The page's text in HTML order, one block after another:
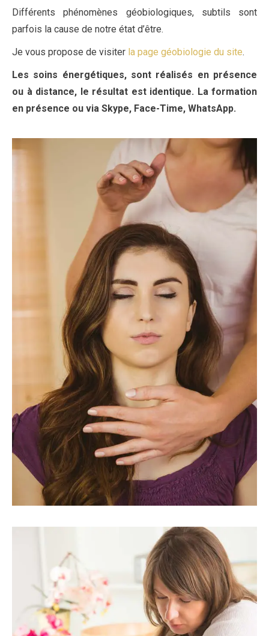
Différents phénomènes géobiologiques, subtils sont
parfois la cause de notre état d’être.
Je vous propose de visiter la page géobiologie du site.
Les soins énergétiques, sont réalisés en présence
ou à distance, le résultat est identique. La formation
en présence ou via Skype, Face-Time, WhatsApp.